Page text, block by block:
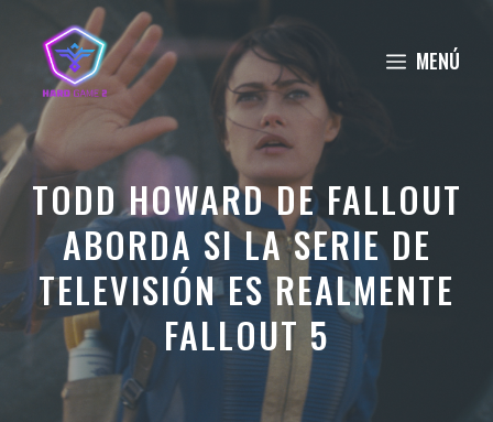
contenido
MENÚ
TODD HOWARD DE FALLOUT
ABORDA SI LA SERIE DE
TELEVISIÓN ES REALMENTE
FALLOUT 5